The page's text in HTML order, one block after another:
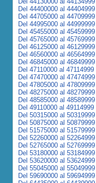
Del 44400000 al 44404999
Del 44705000 al 44709999
Del 44995000 al 44999999
Del 45455000 al 45459999
Del 45765000 al 45769999
Del 46125000 al 46129999
Del 46560000 al 46564999
Del 46845000 al 46849999
Del 47110000 al 47114999
Del 47470000 al 47474999
Del 47805000 al 47809999
Del 48275000 al 48279999
Del 48585000 al 48589999
Del 49110000 al 49114999
Del 50315000 al 50319999
Del 50875000 al 50879999
Del 51575000 al 51579999
Del 52260000 al 52264999
Del 52765000 al 52769999
Del 53180000 al 53184999
Del 53620000 al 53624999
Del 55045000 al 55049999
Del 59690000 al 59694999